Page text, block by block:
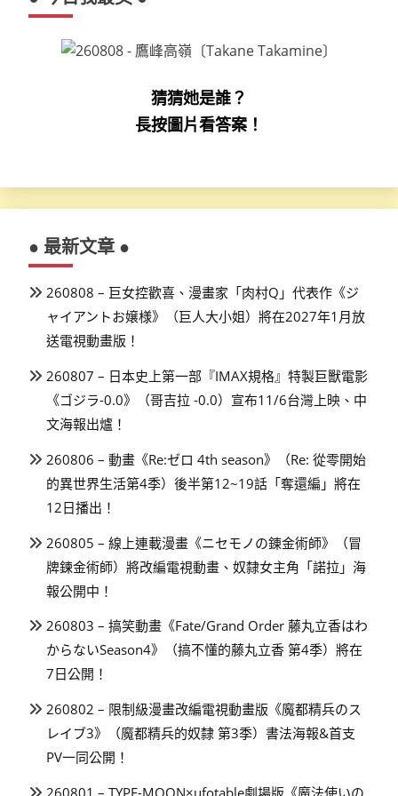
猜猜她是誰？
長按圖片看答案！
● 最新文章 ●
260808 – 巨女控歡喜、漫畫家「肉村Q」代表作《ジ
ャイアントお嬢様》（巨人大小姐）將在2027年1月放
送電視動畫版！
260807 – 日本史上第一部『IMAX規格』特製巨獸電影
《ゴジラ-0.0》（哥吉拉 -0.0）宣布11/6台灣上映、中
文海報出爐！
260806 – 動畫《Re:ゼロ 4th season》（Re: 從零開始
的異世界生活第4季）後半第12~19話「奪還編」將在
12日播出！
260805 – 線上連載漫畫《ニセモノの錬金術師》（冒
牌鍊金術師）將改編電視動畫、奴隸女主角「諾拉」海
報公開中！
260803 – 搞笑動畫《Fate/Grand Order 藤丸立香はわ
からないSeason4》（搞不懂的藤丸立香 第4季）將在
7日公開！
260802 – 限制級漫畫改編電視動畫版《魔都精兵のス
レイブ3》（魔都精兵的奴隸 第3季）書法海報&首支
PV一同公開！
260801 – TYPE-MOON×ufotable劇場版《魔法使いの